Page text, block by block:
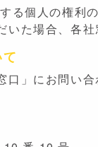
る個人の権利
た場合、各
口」にお問い